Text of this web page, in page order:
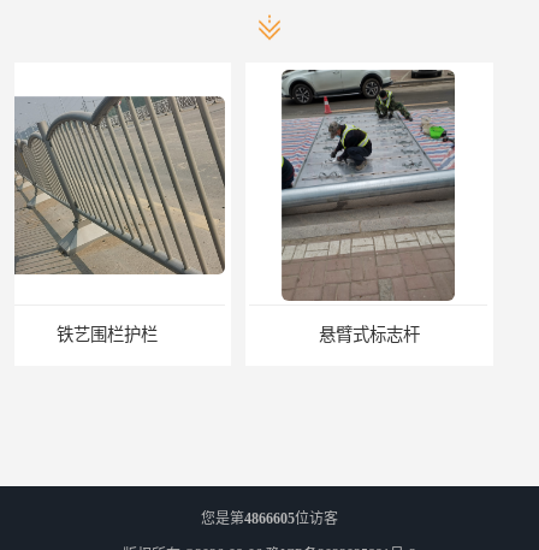
悬臂式标志杆 F型悬臂式交通标志杆
您是第4866605位访客